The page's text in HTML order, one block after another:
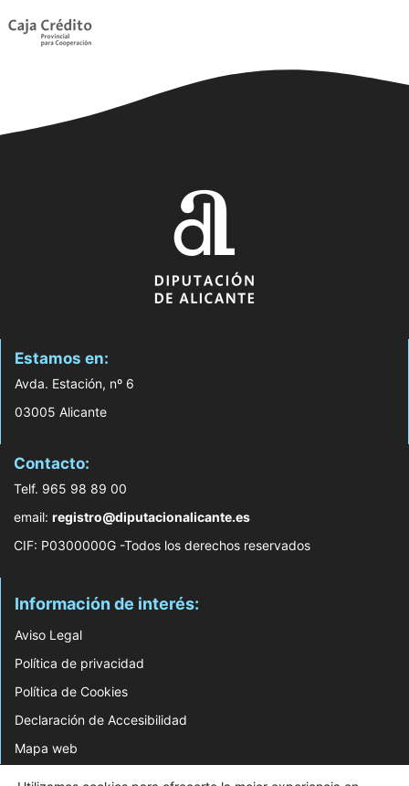
Estamos en:
Avda. Estación, nº 6
03005 Alicante
Contacto:
Telf. 965 98 89 00
email: registro@diputacionalicante.es
CIF: P0300000G -Todos los derechos reservados
Información de interés:
Aviso Legal
Política de privacidad
Política de Cookies
Declaración de Accesibilidad
Mapa web